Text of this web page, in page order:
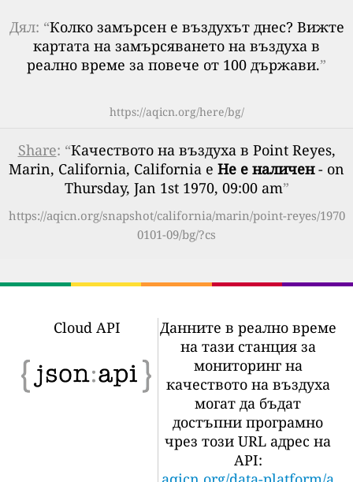
Дял: “Колко замърсен е въздухът днес? Вижте
картата на замърсяването на въздуха в
реално време за повече от 100 държави.”
https://aqicn.org/here/bg/
Share: “Качеството на въздуха в Point Reyes,
Marin, California, California е Не е наличен- on
Thursday, Jan 1st 1970, 09:00 am”
https://aqicn.org/snapshot/california/marin/point-reyes/1970
0101-09/bg/?cs
Cloud API
Данните в реално време
на тази станция за
мониторинг на
качеството на въздуха
могат да бъдат
достъпни програмно
чрез този URL адрес на
API: